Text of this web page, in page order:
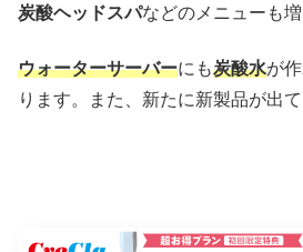
炭酸ヘッドスパなどのメニューも増
ウォーターサーバーにも炭酸水が
ります。また、新たに新製品が出